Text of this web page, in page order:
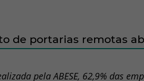
de portarias remotas
pela ABESE, 62,9% das